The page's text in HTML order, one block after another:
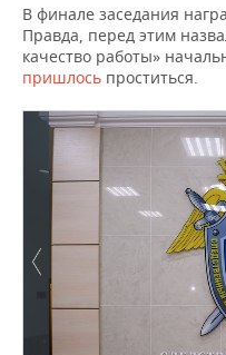
В финале заседания
Правда, перед этим
качество работы»
пришлось проститься.